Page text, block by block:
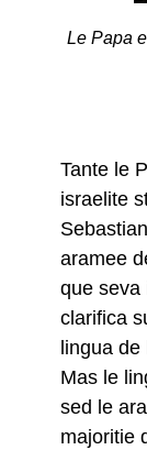
Le Papa
Tante le
israelite
aramee
que seva
clarifica
lingua
Mas le
sed le
majoritie